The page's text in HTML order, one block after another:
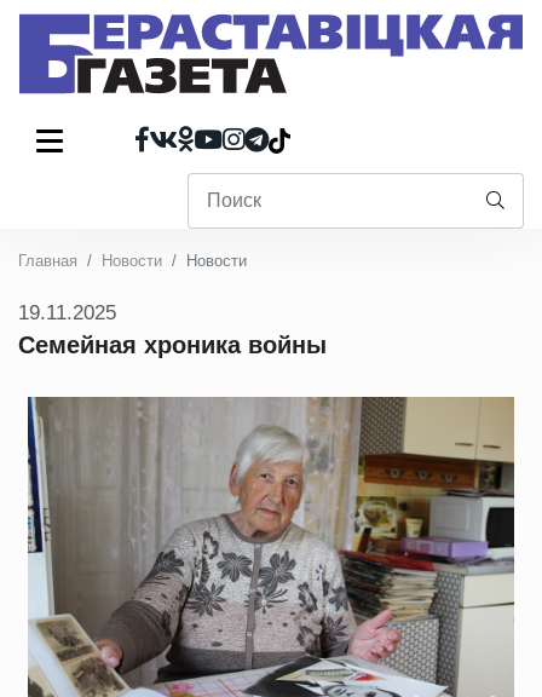
Главная Новости Новости
19.11.2025
Семейная хроника войны